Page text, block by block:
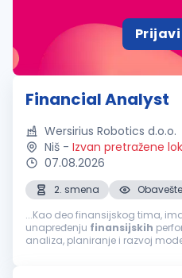
Financial Analyst
Wersirius Robotics d.o.o.
Niš - Izvan pretražene
07.08.2026
2. smena
...Kao deo finansijskog tima,
unapređenju finansijskih
analiza, planiranje i razvoj